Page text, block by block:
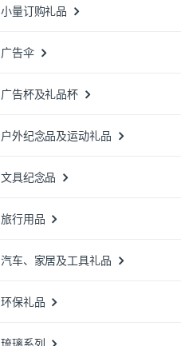
小量订购礼品
广告伞
广告杯及礼品杯
户外纪念品及运动礼品
文具纪念品
旅行用品
汽车、家居及工具礼品
环保礼品